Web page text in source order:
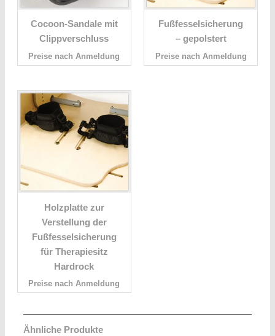
Cocoon-Sandale mit
Clippverschluss
Preise nach Anmeldung
Fußfesselsicherung
– gepolstert
Preise nach Anmeldung
Holzplatte zur
Verstellung der
Fußfesselsicherung
für Therapiesitz
Hardrock
Preise nach Anmeldung
Ähnliche Produkte